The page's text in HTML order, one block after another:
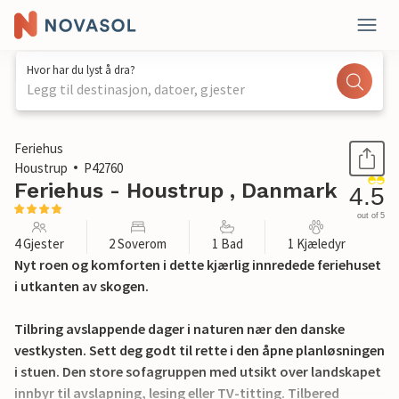
Hvor har du lyst å dra?
Legg til destinasjon, datoer, gjester
1 / 22
Feriehus
Houstrup
P42760
Feriehus - Houstrup , Danmark 4.5
out of 5
4 Gjester 2 Soverom 1 Bad 1 Kjæledyr
Nyt roen og komforten i dette kjærlig innredede feriehuset
i utkanten av skogen.
Tilbring avslappende dager i naturen nær den danske
vestkysten. Sett deg godt til rette i den åpne planløsningen
i stuen. Den store sofagruppen med utsikt over landskapet
innbyr til avslapning, lesing eller TV-titting. Tilbered